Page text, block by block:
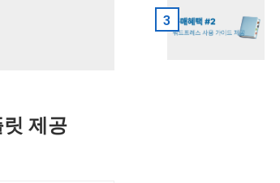
제공
3